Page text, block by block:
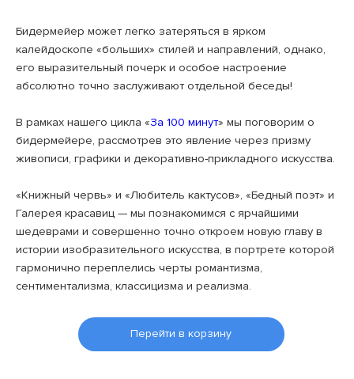
Бидермейер может легко затеряться в ярком
калейдоскопе «больших» стилей и направлений, однако,
его выразительный почерк и особое настроение
абсолютно точно заслуживают отдельной беседы!
В рамках нашего цикла «За 100 минут» мы поговорим о
бидермейере, рассмотрев это явление через призму
живописи, графики и декоративно-прикладного искусства.
«Книжный червь» и «Любитель кактусов», «Бедный поэт» и
Галерея красавиц — мы познакомимся с ярчайшими
шедеврами и совершенно точно откроем новую главу в
истории изобразительного искусства, в портрете которой
гармонично переплелись черты романтизма,
сентиментализма, классицизма и реализма.
Перейти в корзину